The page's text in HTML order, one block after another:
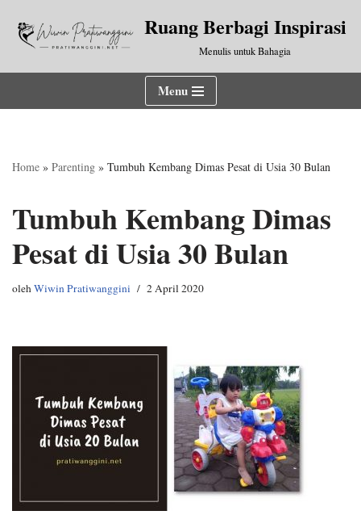
Lompat
Ruang Berbagi Inspirasi
Menulis untuk Bahagia
Menu
Home » Parenting » Tumbuh Kembang Dimas Pesat di Usia 30 Bulan
Tumbuh Kembang Dimas
Pesat di Usia 30 Bulan
olehWiwin Pratiwanggini 2 April 2020